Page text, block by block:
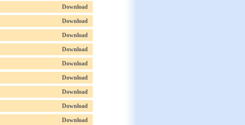
Download
Download
Download
Download
Download
Download
Download
Download
Download